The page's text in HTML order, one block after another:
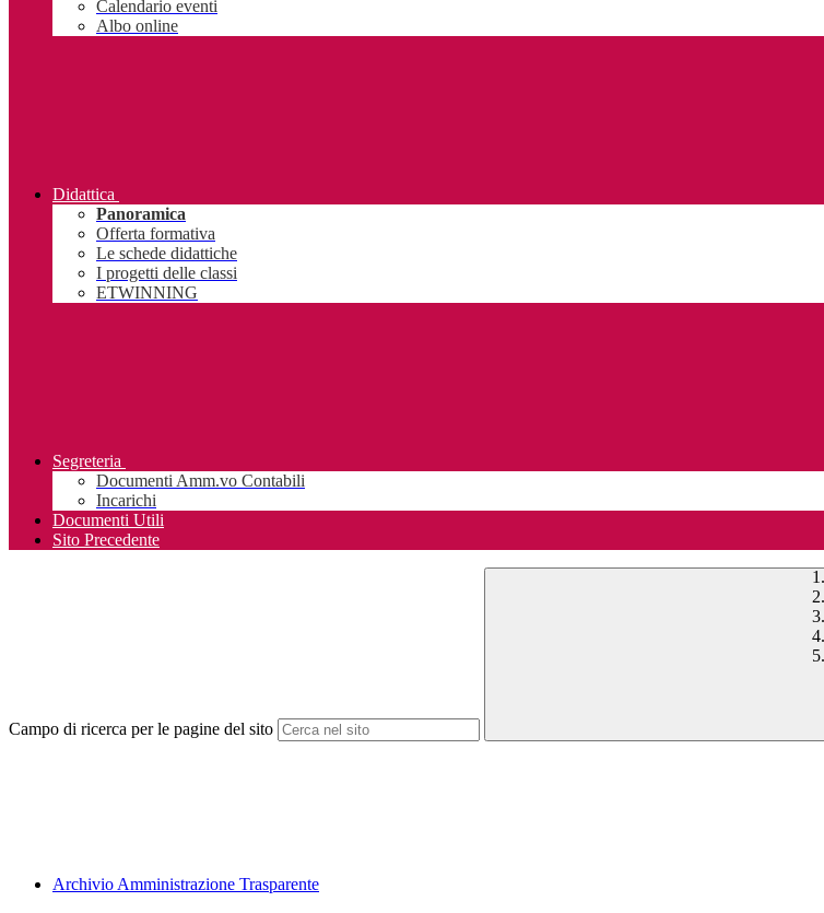
Calendario eventi
Albo online
Didattica
Panoramica
Offerta formativa
Le schede didattiche
I progetti delle classi
ETWINNING
Segreteria
Documenti Amm.vo Contabili
Incarichi
Documenti Utili
Sito Precedente
Campo di ricerca per le pagine del sito
Archivio Amministrazione Trasparente